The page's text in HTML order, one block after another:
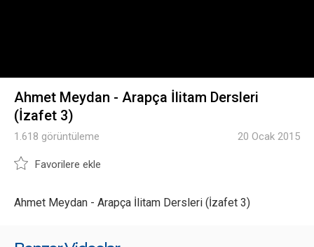
Ahmet Meydan - Arapça İlitam Dersleri
(İzafet 3)
1.618 görüntüleme 20 Ocak 2015
Favorilere ekle
Ahmet Meydan - Arapça İlitam Dersleri (İzafet 3)